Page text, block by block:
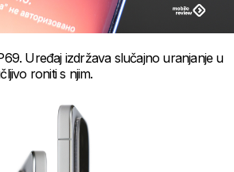
Uređaj izdržava slučajno uranjanje u
roniti s njim.